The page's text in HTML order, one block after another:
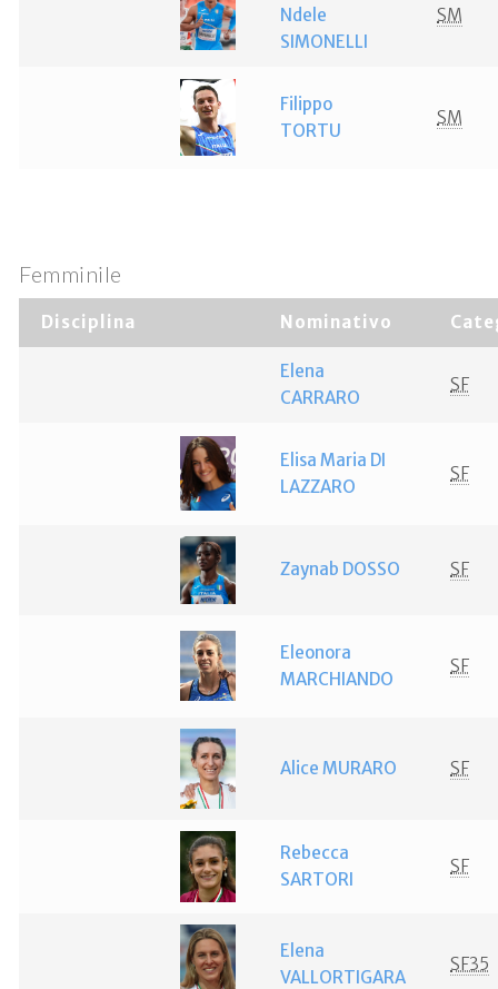
Ndele
SIMONELLI
SM
Filippo
TORTU
SM
Femminile
Disciplina Nominativo
Elena
CARRARO
SF
Elisa Maria DI
LAZZARO
SF
Zaynab DOSSO SF
Eleonora
MARCHIANDO
SF
Alice MURARO SF
Rebecca
SARTORI
SF
Elena
VALLORTIGARA
SF35